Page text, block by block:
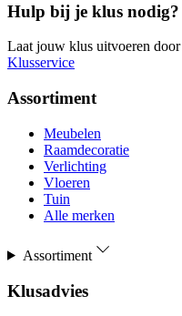
Hulp bij je klus nodig?
Laat jouw klus uitvoeren
Klusservice
Assortiment
Meubelen
Raamdecoratie
Verlichting
Vloeren
Tuin
Alle merken
Assortiment
Klusadvies